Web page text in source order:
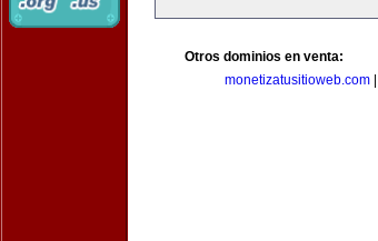
Otros dominios en venta:
monetizatusitioweb.com